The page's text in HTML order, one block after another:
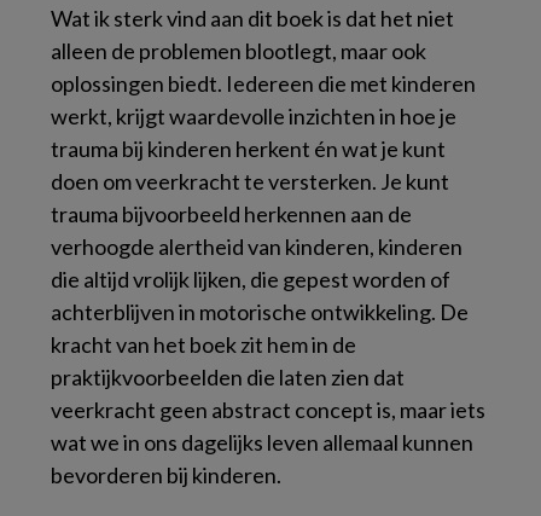
Wat ik sterk vind aan dit boek is dat het niet
alleen de problemen blootlegt, maar ook
oplossingen biedt. Iedereen die met kinderen
werkt, krijgt waardevolle inzichten in hoe je
trauma bij kinderen herkent én wat je kunt
doen om veerkracht te versterken. Je kunt
trauma bijvoorbeeld herkennen aan de
verhoogde alertheid van kinderen, kinderen
die altijd vrolijk lijken, die gepest worden of
achterblijven in motorische ontwikkeling. De
kracht van het boek zit hem in de
praktijkvoorbeelden die laten zien dat
veerkracht geen abstract concept is, maar iets
wat we in ons dagelijks leven allemaal kunnen
bevorderen bij kinderen.